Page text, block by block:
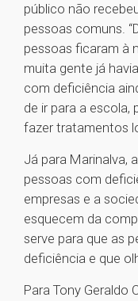
público não
pessoas comuns.
pessoas ficaram à
muita gente já
com deficiência
de ir para a escola,
fazer tratamentos
Já para Marinalva,
pessoas com
empresas e a
esquecem da
serve para que as
deficiência e que
Para Tony Geraldo